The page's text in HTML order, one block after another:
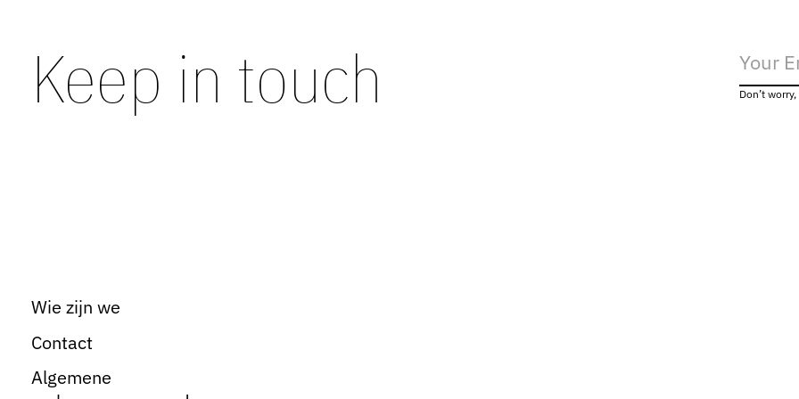
Keep in touch Don’t
Wie zijn we
Contact
Algemene